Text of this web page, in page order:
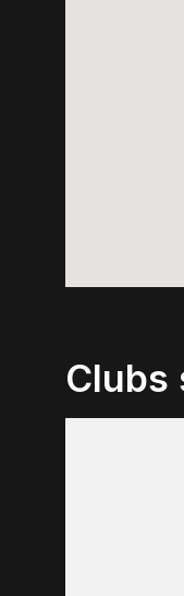
Clubs